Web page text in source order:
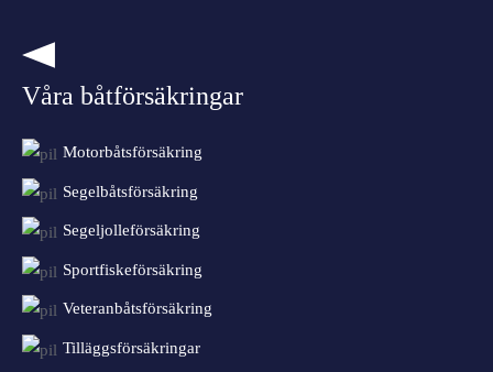
Våra båtförsäkringar
Motorbåtsförsäkring
Segelbåtsförsäkring
Segeljolleförsäkring
Sportfiskeförsäkring
Veteranbåtsförsäkring
Tilläggsförsäkringar